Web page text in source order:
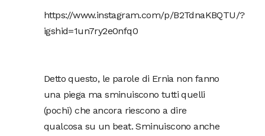
https://www.instagram.com/p/B2TdnaKBQTU/?
igshid=1un7ry2e0nfq0
Detto questo, le parole di Ernia non fanno
una piega ma sminuiscono tutti quelli
(pochi) che ancora riescono a dire
qualcosa su un beat. Sminuiscono anche